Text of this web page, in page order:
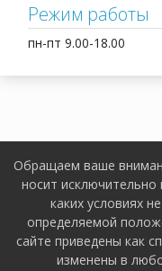
Режим работы
пн-пт 9.00-18.00
Обращаем ваше
носит
каких условиях
определяемой
сайте приведены как
изменены в